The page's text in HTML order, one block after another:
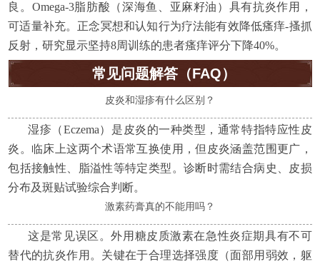
良。Omega-3脂肪酸（深海鱼、亚麻籽油）具有抗炎作用，
可适量补充。正念冥想和认知行为疗法能有效降低瘙痒-搔抓
反射，研究显示坚持8周训练的患者瘙痒评分下降40%。
常见问题解答（FAQ）
皮炎和湿疹有什么区别？
湿疹（Eczema）是皮炎的一种类型，通常特指特应性皮
炎。临床上这两个术语常互换使用，但皮炎涵盖范围更广，
包括接触性、脂溢性等特定类型。诊断时需结合病史、皮损
分布及斑贴试验综合判断。
激素药膏真的不能用吗？
这是常见误区。外用糖皮质激素在急性炎症期具有不可
替代的抗炎作用。关键在于合理选择强度（面部用弱效，躯